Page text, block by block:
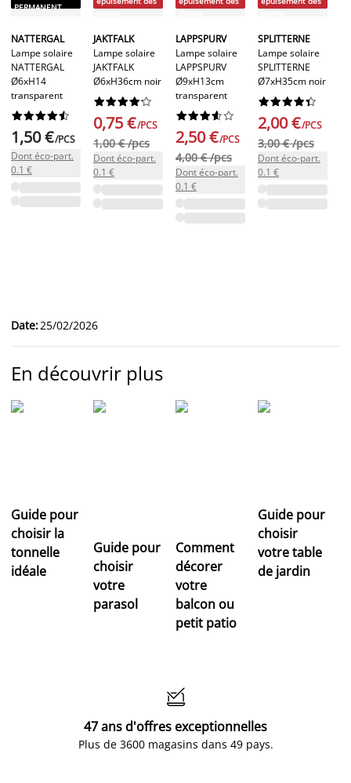
PERMANENT
NATTERGAL
Lampe solaire
NATTERGAL
Ø6xH14
transparent






1,50 €/PCS
Dont éco-part.
0.1 €
JAKTFALK
Lampe solaire
JAKTFALK
Ø6xH36cm noir






0,75 €/PCS
1,00 € /pcs
Dont éco-part.
0.1 €
LAPPSPURV
Lampe solaire
LAPPSPURV
Ø9xH13cm
transparent






2,50 €/PCS
4,00 € /pcs
Dont éco-part.
0.1 €
SPLITTERNE
Lampe solaire
SPLITTERNE
Ø7xH35cm noir






2,00 €/PCS
3,00 € /pcs
Dont éco-part.
0.1 €
Date:25/02/2026
En découvrir plus
Guide pour
choisir la
tonnelle
idéale
Guide pour
choisir
votre
parasol
Comment
décorer
votre
balcon ou
petit patio
Guide pour
choisir
votre table
de jardin

47 ans d'offres exceptionnelles
Plus de 3600 magasins dans 49 pays.